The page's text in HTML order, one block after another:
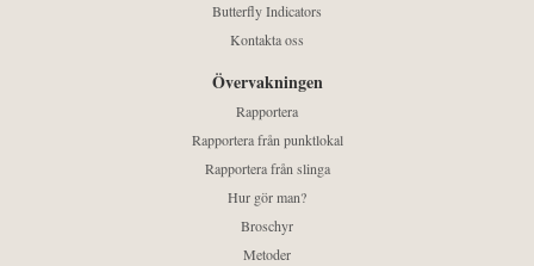
Butterfly Indicators
Kontakta oss
Övervakningen
Rapportera
Rapportera från punktlokal
Rapportera från slinga
Hur gör man?
Broschyr
Metoder